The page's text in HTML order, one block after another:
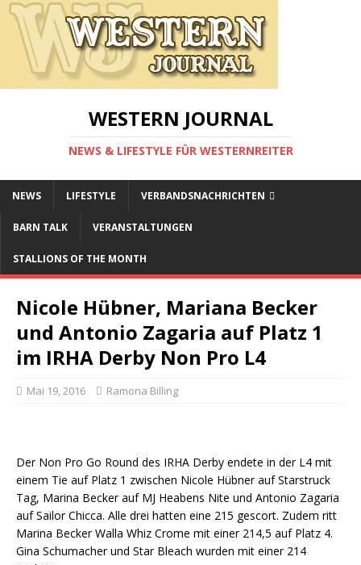
WESTERN JOURNAL
NEWS & LIFESTYLE FÜR WESTERNREITER
NEWS LIFESTYLE VERBANDSNACHRICHTEN
BARN TALK VERANSTALTUNGEN
STALLIONS OF THE MONTH
Nicole Hübner, Mariana Becker
und Antonio Zagaria auf Platz 1
im IRHA Derby Non Pro L4
Mai 19, 2016 Ramona Billing
Der Non Pro Go Round des IRHA Derby endete in der L4 mit
einem Tie auf Platz 1 zwischen Nicole Hübner auf Starstruck
Tag, Marina Becker auf MJ Heabens Nite und Antonio Zagaria
auf Sailor Chicca. Alle drei hatten eine 215 gescort. Zudem ritt
Marina Becker Walla Whiz Crome mit einer 214,5 auf Platz 4.
Gina Schumacher und Star Bleach wurden mit einer 214